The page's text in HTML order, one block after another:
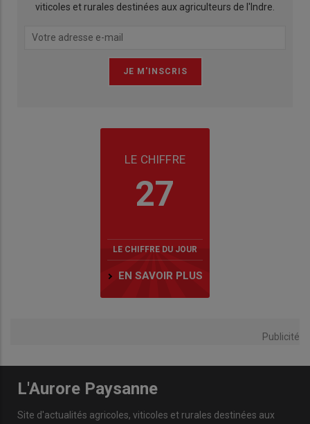
viticoles et rurales destinées aux agriculteurs de l'Indre.
LE CHIFFRE
27
LE CHIFFRE DU JOUR
EN SAVOIR PLUS
Publicité
L'Aurore Paysanne
Site d'actualités agricoles, viticoles et rurales destinées aux